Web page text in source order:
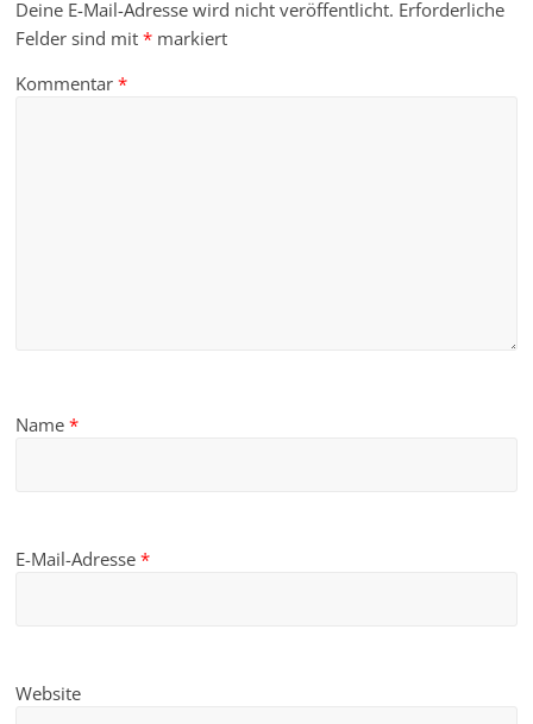
Deine E-Mail-Adresse wird nicht veröffentlicht. Erforderliche
Felder sind mit* markiert
Kommentar*
Name*
E-Mail-Adresse*
Website